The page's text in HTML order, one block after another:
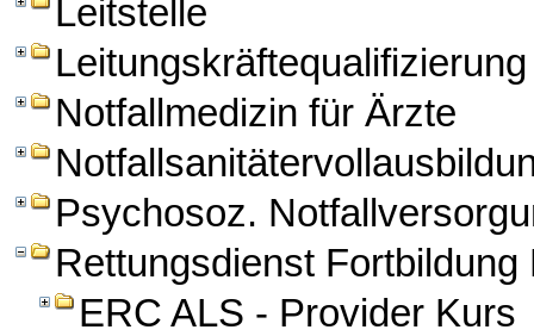
Leitstelle
Leitungskräftequalifizierung
Notfallmedizin für Ärzte
Psychosoz.
Rettungsdienst Fortbildung
ERC ALS - Provider Kurs